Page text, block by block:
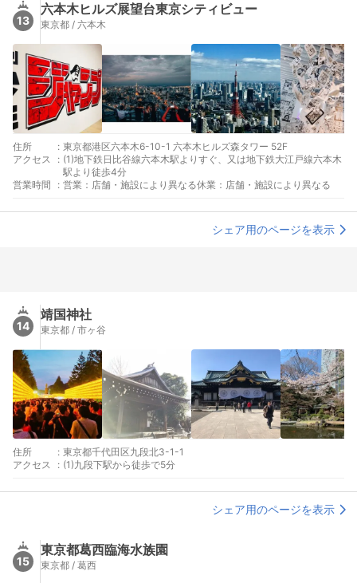
13
六本木ヒルズ展望台東京シティビュー
東京都 / 六本木
住所 : 東京都港区六本木6-10-1 六本木ヒルズ森タワー 52F
アクセス
: (1)地下鉄日比谷線六本木駅よりすぐ、又は地下鉄大江戸線六本木
駅より徒歩4分
営業時間
: 営業：店舗・施設により異なる休業：店舗・施設により異なる
シェア用のページを表示
14
靖国神社
東京都 / 市ヶ谷
住所 : 東京都千代田区九段北3-1-1
アクセス
: (1)九段下駅から徒歩で5分
シェア用のページを表示
15
東京都葛西臨海水族園
東京都 / 葛西